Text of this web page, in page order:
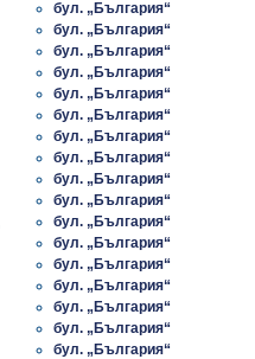
бул. „България“
бул. „България“
бул. „България“
бул. „България“
бул. „България“
бул. „България“
бул. „България“
бул. „България“
бул. „България“
бул. „България“
бул. „България“
бул. „България“
бул. „България“
бул. „България“
бул. „България“
бул. „България“
бул. „България“